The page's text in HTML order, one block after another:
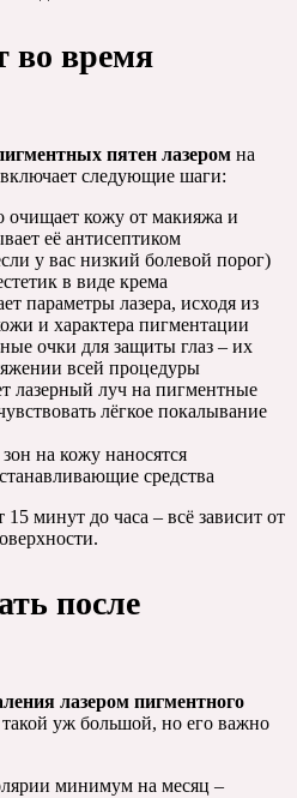
во время
пятен лазером на
следующие шаги:
очищает кожу от макияжа и
её антисептиком
у вас низкий болевой порог)
в виде крема
параметры лазера, исходя из
и характера пигментации
очки для защиты глаз – их
всей процедуры
лазерный луч на пигментные
лёгкое покалывание
на кожу наносятся
средства
минут до часа – всё зависит от
после
лазером пигментного
уж большой, но его важно
минимум на месяц –